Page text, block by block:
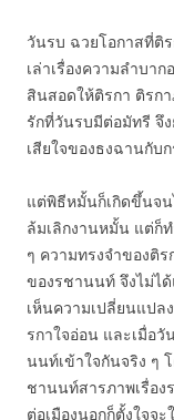
วันรบ ฉวยโอกาสที่ติ
เล่าเรื่องความลำบา
สินสอดให้ติรกา ติรก
รักที่วันรบมีต่อมัทรี จึ
เสียใจของธงฉานกับ
แต่พิธีหมั้นก็เกิดขึ้นจ
ล้มเลิกงานหมั้น แต่ก็
ๆ ความทรงจำของติ
ของรชานนท์ จึงไม่ได้
เห็นความเปลี่ยนแปล
รกาใจอ่อน และเมื่อ
นนท์เข้าใจกันจริง ๆ
ชานนท์สารภาพเรื่อง
ต่อเมืองนอกก็ตั้งใจจ